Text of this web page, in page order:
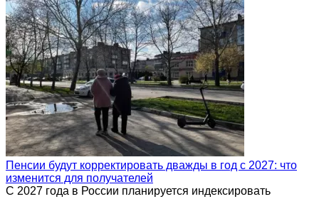
Пенсии будут корректировать дважды в год с 2027: что
изменится для получателей
С 2027 года в России планируется индексировать